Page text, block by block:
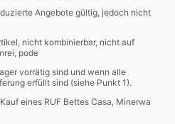
Angebote gültig, jedoch nicht
nicht kombinierbar, nicht auf
pode
vorrätig sind und wenn alle
erfüllt sind (siehe Punkt 1).
eines RUF Bettes Casa, Minerwa